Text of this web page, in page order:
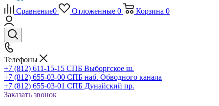
Сравнение0 Отложенные 0 Корзина 0
Телефоны
+7 (812) 611-15-15 СПБ Выборгское ш.
+7 (812) 655-03-00 СПБ наб. Обводного канала
+7 (812) 655-03-01 СПБ Дунайский пр.
Заказать звонок